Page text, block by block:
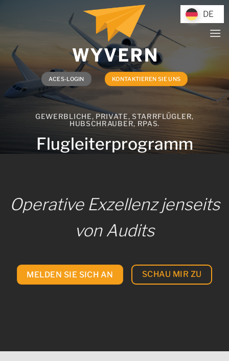
ACES-LOGIN KONTAKTIEREN SIE UNS
GEWERBLICHE, PRIVATE, STARRFLÜGLER,
HUBSCHRAUBER, RPAS.
Flugleiterprogramm
Operative Exzellenz jenseits
von Audits
MELDEN SIE SICH AN SCHAU MIR ZU
DE
DE